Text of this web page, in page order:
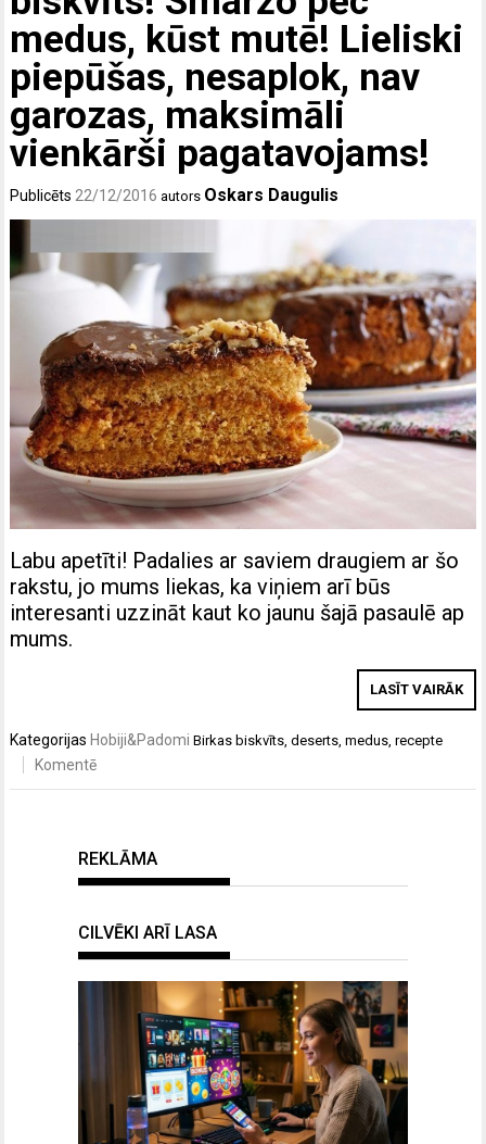
medus, kūst mutē! Lieliski
piepūšas, nesaplok, nav
garozas, maksimāli
vienkārši pagatavojams!
Publicēts 22/12/2016 autors Oskars Daugulis
Labu apetīti! Padalies ar saviem draugiem ar šo
rakstu, jo mums liekas, ka viņiem arī būs
interesanti uzzināt kaut ko jaunu šajā pasaulē ap
mums.
LASĪT VAIRĀK
Kategorijas Hobiji&Padomi Birkas biskvīts,deserts,medus,recepte
Komentē
REKLĀMA
CILVĒKI ARĪ LASA